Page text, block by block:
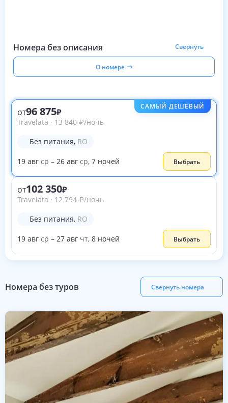
Номера без описания Свернуть
О номере
САМЫЙ ДЕШЁВЫЙ
от96 875
Travelata · 13 840 ₽/ночь
Без питания, RO
19 авг ср – 26 авг ср, 7 ночей Выбрать
от102 350
Travelata · 12 794 ₽/ночь
Без питания, RO
19 авг ср – 27 авг чт, 8 ночей Выбрать
Номера без туров Свернуть номера